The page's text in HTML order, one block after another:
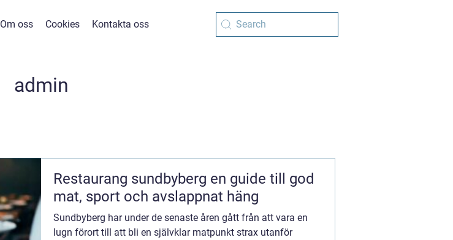
Om oss Cookies Kontakta oss
admin
Restaurang sundbyberg en guide till god
mat, sport och avslappnat häng
Sundbyberg har under de senaste åren gått från att vara en
lugn förort till att bli en självklar matpunkt strax utanför